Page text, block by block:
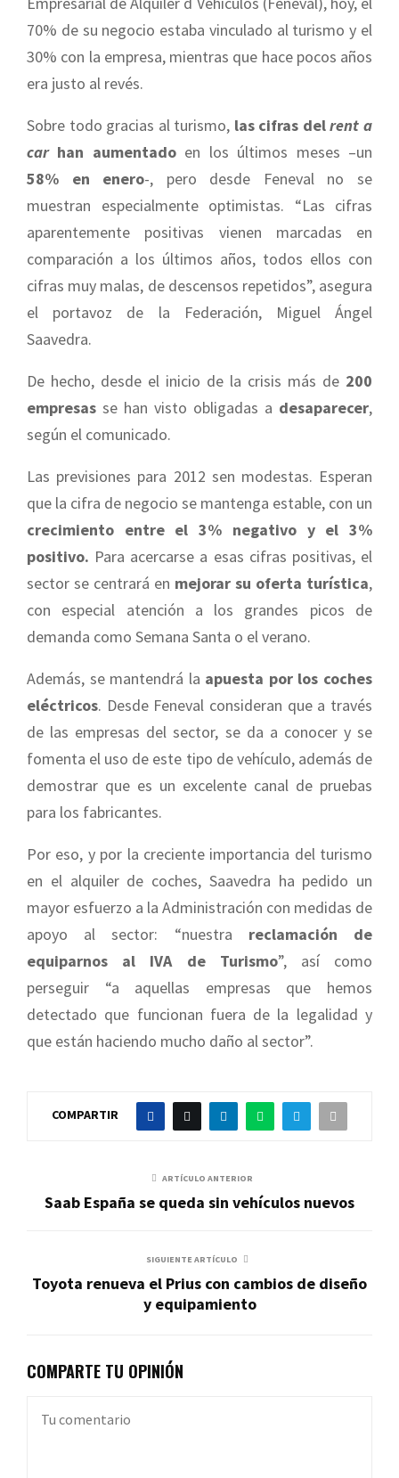
70% de su negocio estaba vinculado al turismo y el
30% con la empresa, mientras que hace pocos años
era justo al revés.
Sobre todo gracias al turismo, las cifras delrent a
carhan aumentadoen los últimos meses –un
58% en enero-, pero desde Feneval no se
muestran especialmente optimistas. “Las cifras
aparentemente positivas vienen marcadas en
comparación a los últimos años, todos ellos con
cifras muy malas, de descensos repetidos”, asegura
el portavoz de la Federación, Miguel Ángel
Saavedra.
De hecho, desde el inicio de la crisis más de 200
empresas se han visto obligadas a desaparecer,
según el comunicado.
Las previsiones para 2012 sen modestas. Esperan
que la cifra de negocio se mantenga estable, con un
crecimiento entre el 3% negativo y el 3%
positivo. Para acercarse a esas cifras positivas, el
sector se centrará en mejorar su oferta turística,
con especial atención a los grandes picos de
demanda como Semana Santa o el verano.
Además, se mantendrá la apuesta por los coches
eléctricos. Desde Feneval consideran que a través
de las empresas del sector, se da a conocer y se
fomenta el uso de este tipo de vehículo, además de
demostrar que es un excelente canal de pruebas
para los fabricantes.
Por eso, y por la creciente importancia del turismo
en el alquiler de coches, Saavedra ha pedido un
mayor esfuerzo a la Administración con medidas de
apoyo al sector: “nuestra reclamación de
equiparnos al IVA de Turismo”, así como
perseguir “a aquellas empresas que hemos
detectado que funcionan fuera de la legalidad y
que están haciendo mucho daño al sector”.
COMPARTIR
ARTÍCULO ANTERIOR
Saab España se queda sin vehículos nuevos
SIGUIENTE ARTÍCULO
Toyota renueva el Prius con cambios de diseño
y equipamiento
COMPARTE TU OPINIÓN